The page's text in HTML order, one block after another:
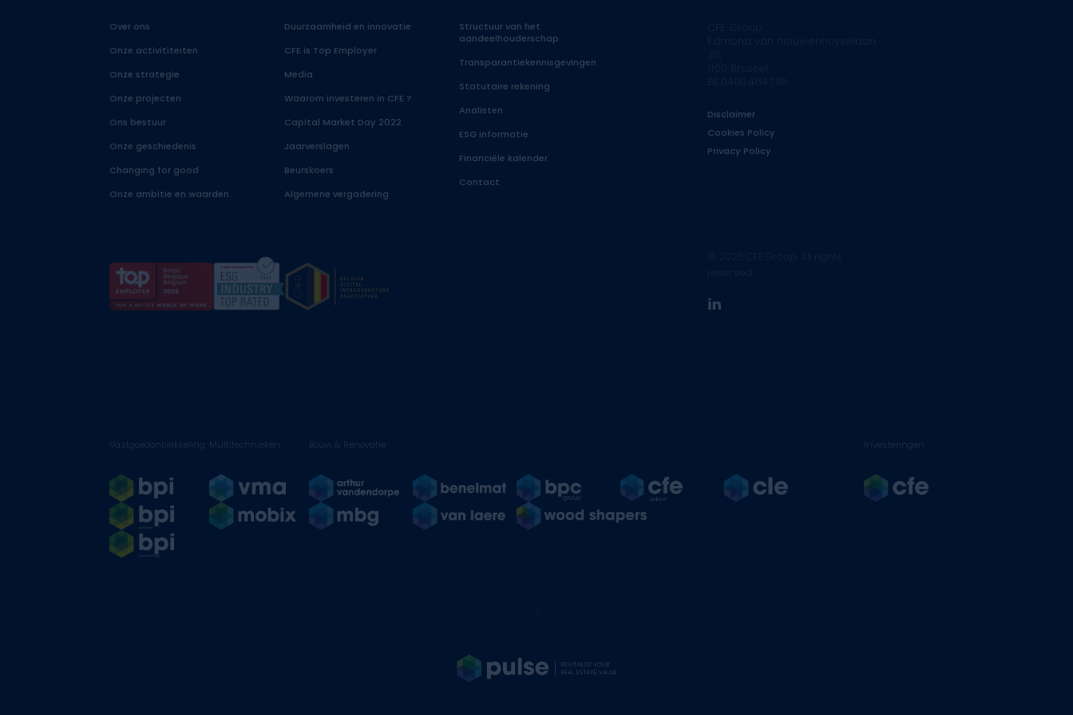
Over ons
Onze activititeiten
Onze strategie
Onze projecten
Ons bestuur
Onze geschiedenis
Changing for good
Onze ambitie en waarden
Duurzaamheid en innovatie
CFE is Top Employer
Media
Waarom investeren in CFE ?
Capital Market Day 2022
Jaarverslagen
Beurskoers
Algemene vergadering
Structuur van het
aandeelhouderschap
Transparantiekennisgevingen
Statutaire rekening
Analisten
ESG informatie
Financiële kalender
Contact
Disclaimer
Cookies Policy
Privacy Policy
linkedin
Vastgoedontwikkeling Multitechnieken Bouw & Renovatie Investeringen